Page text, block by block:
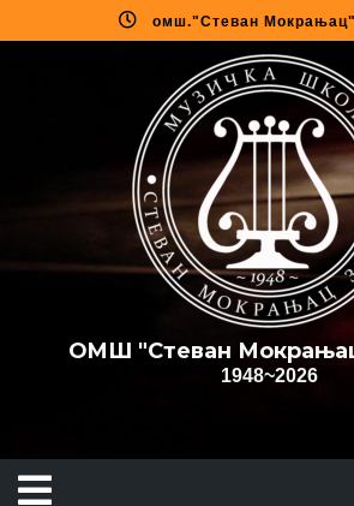
омш."Стеван Мокрањац"
ОMШ "Стеван
1948~2026